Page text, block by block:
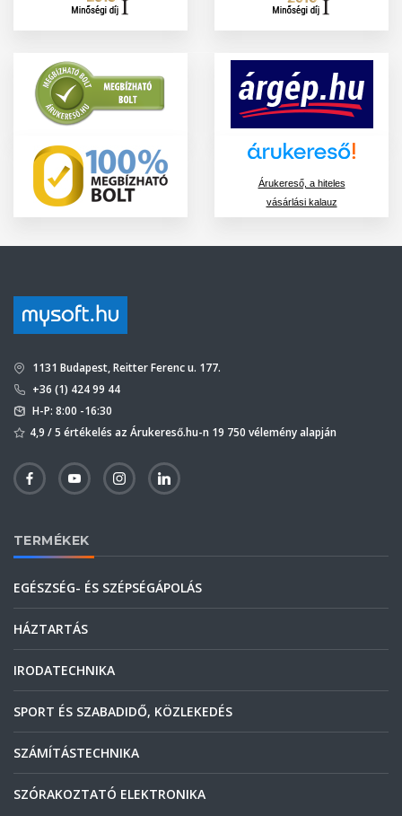
Árukereső, a hiteles
vásárlási kalauz
1131 Budapest, Reitter Ferenc u. 177.
+36 (1) 424 99 44
H-P: 8:00 -16:30
4,9 / 5 értékelés az Árukereső.hu-n 19 750 vélemény alapján
TERMÉKEK
EGÉSZSÉG- ÉS SZÉPSÉGÁPOLÁS
HÁZTARTÁS
IRODATECHNIKA
SPORT ÉS SZABADIDŐ, KÖZLEKEDÉS
SZÁMÍTÁSTECHNIKA
SZÓRAKOZTATÓ ELEKTRONIKA